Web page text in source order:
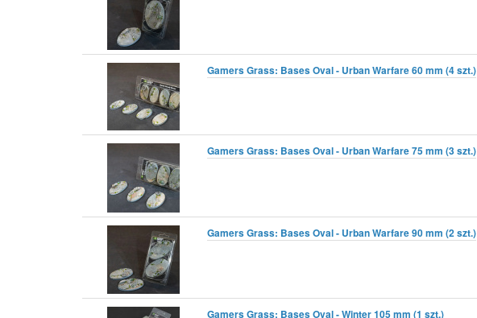
Gamers Grass: Bases Oval - Urban Warfare 60 mm (4 szt.)
Gamers Grass: Bases Oval - Urban Warfare 75 mm (3 szt.)
Gamers Grass: Bases Oval - Urban Warfare 90 mm (2 szt.)
Gamers Grass: Bases Oval - Winter 105 mm (1 szt.)